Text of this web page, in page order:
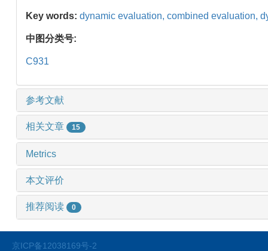
Key words: dynamic evaluation, combined evaluation,
中图分类号:
C931
参考文献
相关文章 15
Metrics
本文评价
推荐阅读 0
京ICP备12038169号-2